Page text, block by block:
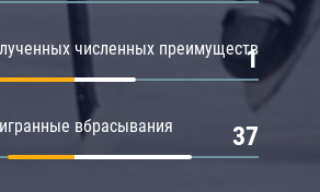
численных преимуществ
1
вбрасывания 37